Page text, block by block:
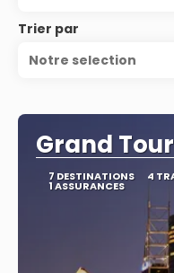
Trier par
Notre selection
Grand
7 DESTINATIONS 4
1 ASSURANCES